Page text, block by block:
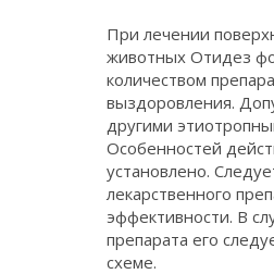
При лечении
животных Отидез
количеством
выздоровления.
другими
Особенностей
установлено.
лекарственного
эффективности. В
препарата его
схеме.